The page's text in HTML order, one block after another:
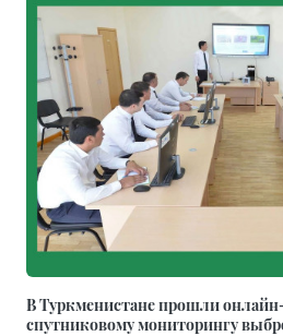
В Туркменистане прошли
спутниковому мониторингу